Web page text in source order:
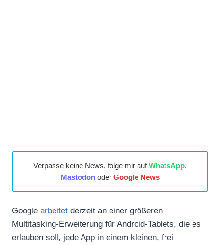
Verpasse keine News, folge mir aufWhatsApp,
Mastodonoder Google News
Google arbeitet derzeit an einer größeren
Multitasking-Erweiterung für Android-Tablets, die es
erlauben soll, jede App in einem kleinen, frei